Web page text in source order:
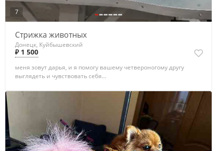
7
Стрижка животных
Донецк, Куйбышевский
₽ 1 500
​меня зовут дарья, и я помогу вашему четвероногому другу
выглядеть и чувствовать себя...